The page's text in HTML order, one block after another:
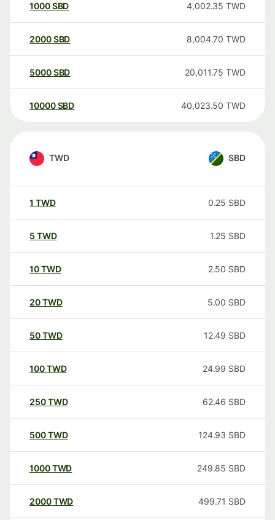
1000SBD 4,002.35 TWD
2000SBD 8,004.70 TWD
5000SBD 20,011.75 TWD
10000 SBD 40,023.50 TWD
TWD SBD
1 TWD 0.25 SBD
5 TWD 1.25 SBD
10TWD 2.50 SBD
20TWD 5.00 SBD
50TWD 12.49 SBD
100TWD 24.99 SBD
250TWD 62.46 SBD
500TWD 124.93 SBD
1000TWD 249.85 SBD
2000TWD 499.71 SBD